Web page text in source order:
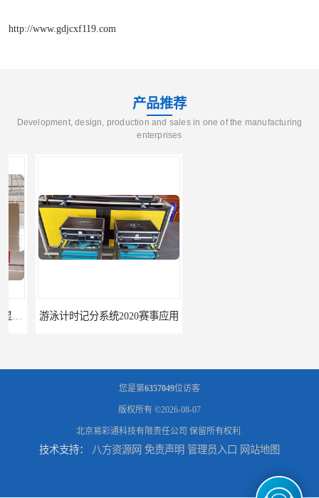
http://www.gdjcxf119.com
产品推荐
Development, design, production and sales in one of the manufacturing
enterprises
游泳计时记分系统2020赛事应用 游泳计时系统赛事2020新研发
攀枝花记分系统厂家 临夏记分系统厂家
您是第6357049位访客
版权所有 ©2026-08-07
北京易彩通科技有限责任公司 保留所有权利.
技术支持： 八方资源网 免责声明 管理员入口 网站地图